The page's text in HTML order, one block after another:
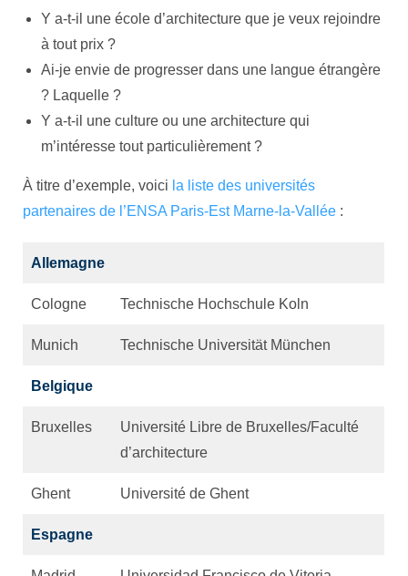
Y a-t-il une école d’architecture que je veux rejoindre
à tout prix ?
Ai-je envie de progresser dans une langue étrangère
? Laquelle ?
Y a-t-il une culture ou une architecture qui
m’intéresse tout particulièrement ?
À titre d’exemple, voici la liste des universités
partenaires de l’ENSA Paris-Est Marne-la-Vallée :
Allemagne
Cologne Technische Hochschule Koln
Munich Technische Universität München
Belgique
Bruxelles
Université Libre de Bruxelles/Faculté
d’architecture
Ghent Université de Ghent
Espagne